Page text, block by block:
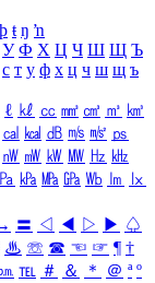
þ ŧ ŋ ŉ
У Ф Х Ц Ч Ш Щ Ъ
с т у ф х ц ч ш щ ъ
ℓ ㎘ ㏄ ㎣ ㎤ ㎥ ㎦
㎈ ㎉ ㏈ ㎧ ㎨ ㎰
㎻ ㎽ ㎾ ㎿ ㎐ ㎑
㎩ ㎪ ㎫ ㎬ ㏝ ㏐
㏓
〓 ◁ ◀ ▷ ▶ ♤
♨ ☏ ☎ ☜ ☞ ¶ †
℡ ＃ ＆ ＊ ＠ ª º